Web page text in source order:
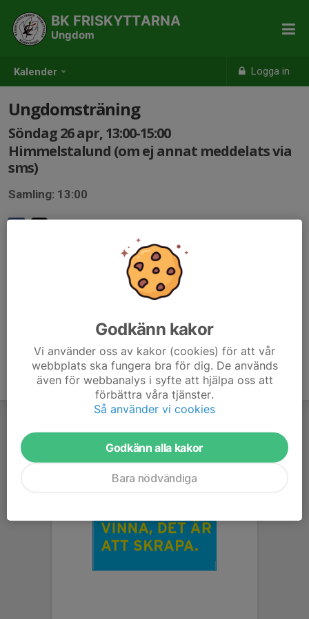
Kalender Logga in
BK FRISKYTTARNA
Ungdom
Ungdomsträning
Söndag 26 apr, 13:00-15:00
Himmelstalund (om ej annat meddelats via
sms)
Samling: 13:00
Godkänn kakor
Vi använder oss av kakor (cookies) för att vår
webbplats ska fungera bra för dig. De används
även för webbanalys i syfte att hjälpa oss att
förbättra våra tjänster.
Så använder vi cookies
Godkänn alla kakor
Bara nödvändiga